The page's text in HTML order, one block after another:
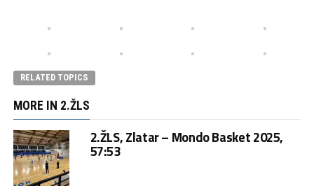
RELATED TOPICS
MORE IN 2.ŽLS
2.ŽLS, Zlatar – Mondo Basket 2025,
57:53